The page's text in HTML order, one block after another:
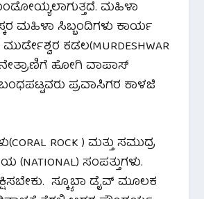
ಮಹಿಳಾ
ಮಹಿಳಾ ಸಿಬ್ಬಂದಿಗಳು ಕಾರ್ಯ
ಕಡಲ(MURDESHWAR
ನೇತ್ರಾಣಿಗೆ ಹೋಗಿ ವಾಪಾಸ್
ಪ್ರವಾಸಿಗರ ಕಾಳಜಿ
ROCK ) ಮತ್ತು ಸಮುದ್ರ
(NATIONAL) ಸಂಪತ್ತುಗಳು.
ಸ್ಕ್ಯೂಬಾ ಡೈವ್ ಮೂಲಕ